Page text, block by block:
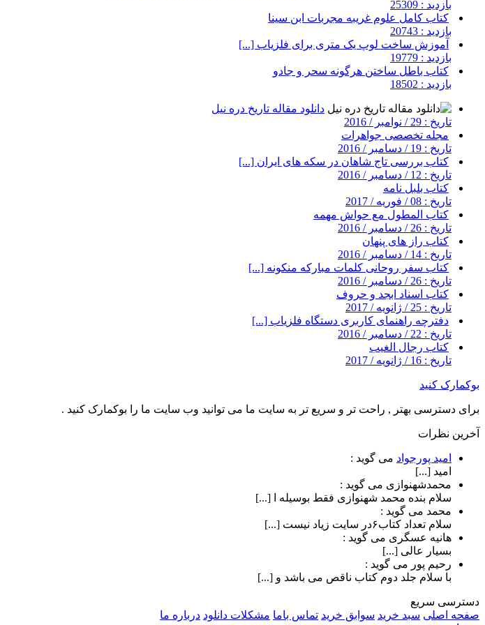
بازدید : 25309
کتاب کامل علوم غریبه مجربات ابن سینا
بازدید : 20743
آموزش ساخت لوپ یک متری برای فلزیاب [...]
بازدید : 19779
کتاب باطل ساختن هرگونه سحر و جادو
بازدید : 18502
دانلود مقاله تاریخ دره نیل
تاریخ : 29 / نوامبر / 2016
مجله تخصصی جواهرات
تاریخ : 19 / دسامبر / 2016
کتاب بررسی تاج شاهان در سکه های ایران [...]
تاریخ : 12 / دسامبر / 2016
کتاب بلبل نامه
تاریخ : 08 / فوریه / 2017
کتاب المطول مع حواش مهمه
تاریخ : 26 / دسامبر / 2016
کتاب راز های پنهان
تاریخ : 14 / دسامبر / 2016
کتاب سفر روحانی کلمات مبارکه منکونه [...]
تاریخ : 26 / دسامبر / 2016
کتاب اسناد ابجد و حروف
تاریخ : 25 / ژانویه / 2017
دفترچه راهنمای کاربری دستگاه فلزیاب [...]
تاریخ : 22 / دسامبر / 2016
کتاب رجال الغیب
تاریخ : 16 / ژانویه / 2017
بوکمارک کنید
برای دسترسی بهتر , راحت تر و سریع تر به سایت ما می توانید وب سایت ما را بوکمارک کنید .
آخرین نظرات
امید پورجواد می گوید :
امید [...]
محمدشهنوازی می گوید :
سلام بنده محمد شهنوازی فقط بوسیله ا [...]
محمد می گوید :
سلام تعداد کتاب۶در سایت زیاد نیست [...]
هانیه عسگری می گوید :
بسیار عالی [...]
رحیم پور می گوید :
با سلام جلد دوم کتاب ناقص می باشد و [...]
دسترسی سریع
صفحه اصلی سبد خرید سوابق خرید تماس باما مشکلات دانلود درباره ما